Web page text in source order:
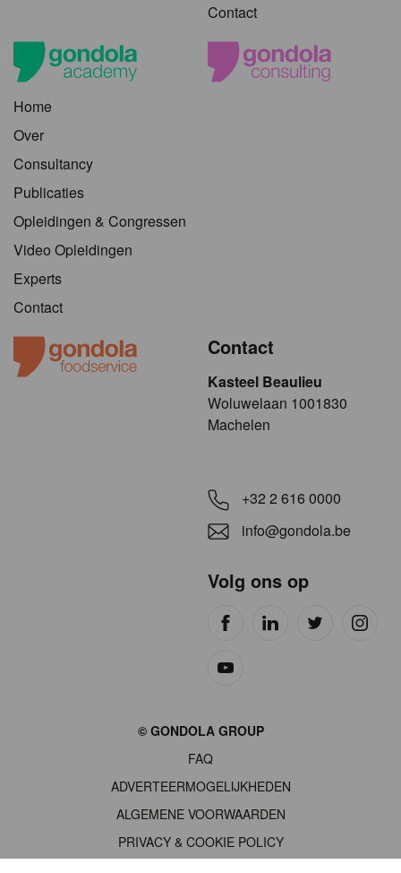
Contact
Home
Over
Consultancy
Publicaties
Opleidingen & Congressen
Video Opleidingen
Experts
Contact
Contact
Kasteel Beaulieu
​​​Woluwelaan 1001830
Machelen
+32 2 616 0000
info@gondola.be
Volg ons op
© GONDOLA GROUP
FAQ
ADVERTEERMOGELIJKHEDEN
ALGEMENE VOORWAARDEN
PRIVACY & COOKIE POLICY